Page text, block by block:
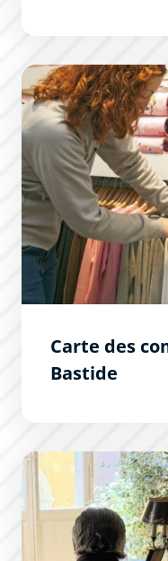
Carte des
Carte des
Bastide
Les Permanences du